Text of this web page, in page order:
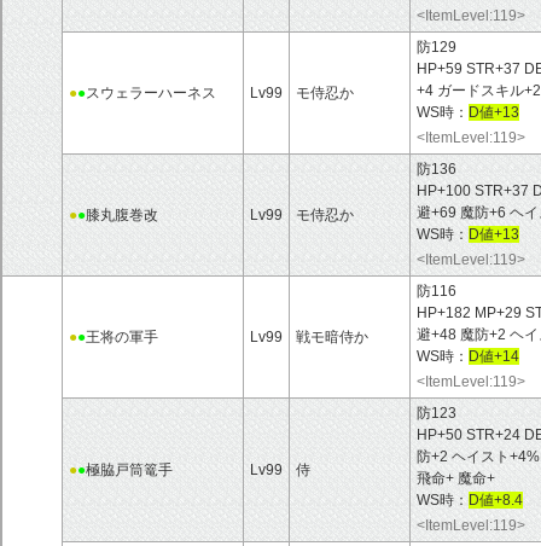
<ItemLevel:119>
●●スウェラーハーネス Lv99 モ侍忍か
防129
HP+59 STR+37
+4 ガードスキル
WS時： D値+13
<ItemLevel:119>
●●膝丸腹巻改 Lv99 モ侍忍か
防136
HP+100 STR+37
避+69 魔防+6 ヘ
WS時： D値+13
<ItemLevel:119>
●●王将の軍手 Lv99 戦モ暗侍か
防116
HP+182 MP+29
避+48 魔防+2 ヘ
WS時： D値+14
<ItemLevel:119>
●●極脇戸筒篭手 Lv99 侍
防123
HP+50 STR+24
防+2 ヘイスト
飛命+ 魔命+
WS時： D値+8.4
<ItemLevel:119>